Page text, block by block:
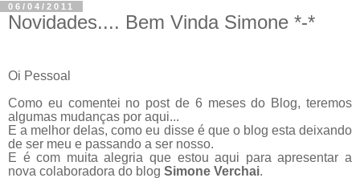
06/04/2011
Novidades.... Bem Vinda Simone *-*
Oi Pessoal
Como eu comentei no post de 6 meses do Blog, teremos
algumas mudanças por aqui...
E a melhor delas, como eu disse é que o blog esta deixando
de ser meu e passando a ser nosso.
E é com muita alegria que estou aqui para apresentar a
nova colaboradora do blog Simone Verchai.